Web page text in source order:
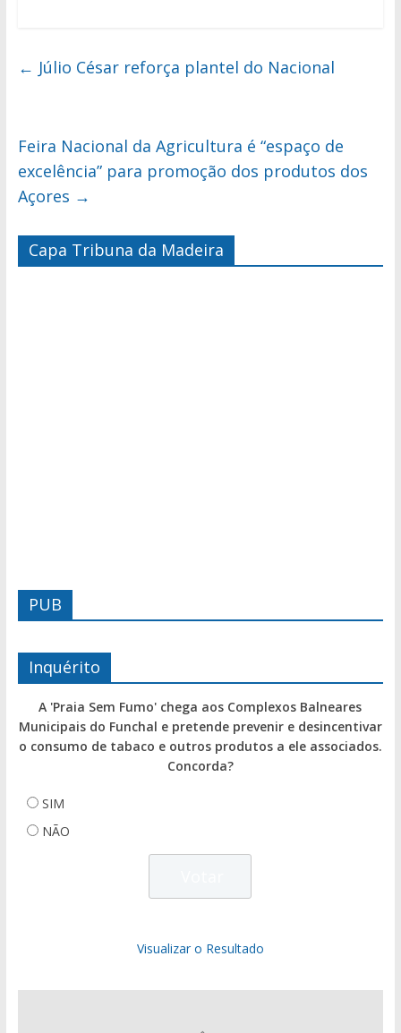
← Júlio César reforça plantel do Nacional
Feira Nacional da Agricultura é “espaço de
excelência” para promoção dos produtos dos
Açores →
Capa Tribuna da Madeira
PUB
Inquérito
A 'Praia Sem Fumo' chega aos Complexos Balneares
Municipais do Funchal e pretende prevenir e desincentivar
o consumo de tabaco e outros produtos a ele associados.
Concorda?
SIM
NÃO
Visualizar o Resultado